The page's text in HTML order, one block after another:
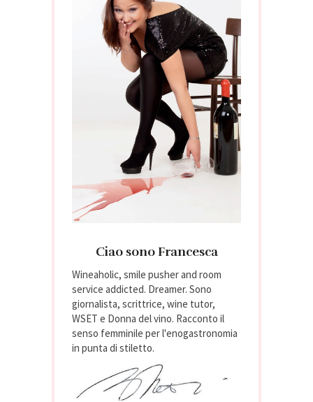
Ciao sono Francesca
Wineaholic, smile pusher and room
service addicted. Dreamer. Sono
giornalista, scrittrice, wine tutor,
WSET e Donna del vino. Racconto il
senso femminile per l'enogastronomia
in punta di stiletto.